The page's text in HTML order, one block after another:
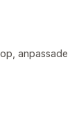
anpassade